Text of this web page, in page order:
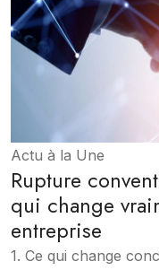
Actu à la Une
Rupture
qui change
entreprise
1. Ce qui change